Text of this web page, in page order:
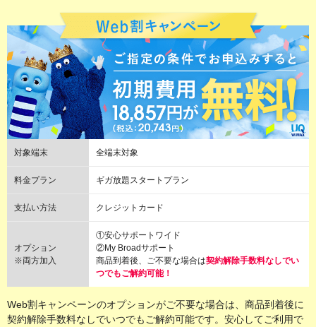
対象端末 全端末対象
料金プラン ギガ放題スタートプラン
支払い方法 クレジットカード
オプション
※両方加入
①安心サポートワイド
②My Broadサポート
商品到着後、ご不要な場合は契約解除手数料なしでい
つでもご解約可能！
Web割キャンペーンのオプションがご不要な場合は、商品到着後に
契約解除手数料なしでいつでもご解約可能です。安心してご利用で